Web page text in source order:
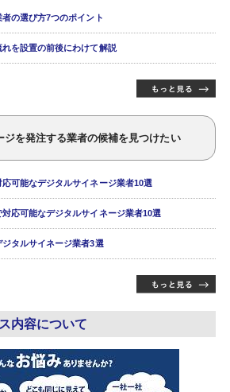
の選び方7つのポイント
を設置の前後にわけて解説
ジを発注する業者の候補を見つけたい
可能なデジタルサイネージ業者10選
応可能なデジタルサイネージ業者10選
タルサイネージ業者3選
内容について